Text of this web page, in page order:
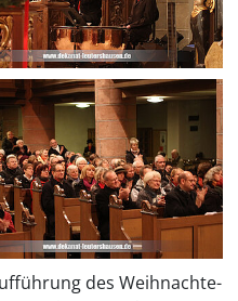
des Weihnachte-